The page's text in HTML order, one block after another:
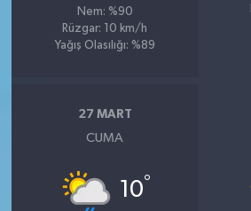
Nem: %90
Rüzgar: 10 km/h
Yağış Olasılığı: %89
27 MART
CUMA
10°